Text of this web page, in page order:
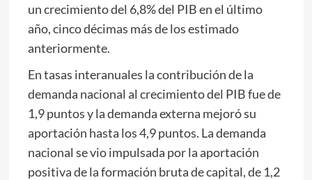
un crecimiento del 6,8% del PIB en el último
año, cinco décimas más de los estimado
anteriormente.
En tasas interanuales la contribución de la
demanda nacional al crecimiento del PIB fue de
1,9 puntos y la demanda externa mejoró su
aportación hasta los 4,9 puntos. La demanda
nacional se vio impulsada por la aportación
positiva de la formación bruta de capital, de 1,2